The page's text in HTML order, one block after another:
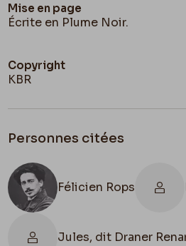
Mise en page
Écrite en Plume Noir.
Copyright
KBR
Personnes citées
Félicien Rops
Jules, dit Draner